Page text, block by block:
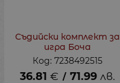
Съдийски комплект за
игра Боча
Код: 7238492515
36.81 € / 71.99 лв.